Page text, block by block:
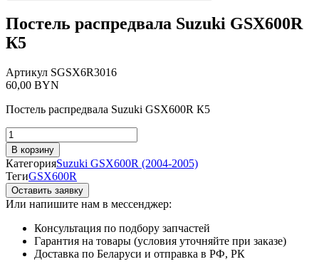
Постель распредвала Suzuki GSX600R
К5
Артикул SGSX6R3016
60,00 BYN
Постель распредвала Suzuki GSX600R К5
Количество
товара
Постель
распредвала
Suzuki
GSX600R
К5
В корзину
КатегорияSuzuki GSX600R (2004-2005)
ТегиGSX600R
Оставить заявку
Или напишите нам в мессенджер:
Консультация по подбору запчастей
Гарантия на товары (условия уточняйте при заказе)
Доставка по Беларуси и отправка в РФ, РК